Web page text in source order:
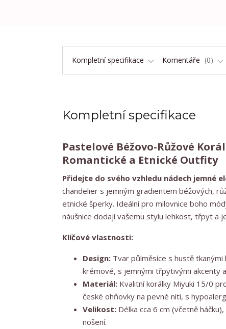
Kompletní specifikace Komentáře 0
Kompletní specifikace
Pastelové Béžovo-Růžové
Romantické a Etnické Outfity
Přidejte do svého vzhledu nádech jemné
chandelier s jemným gradientem béžových,
etnické šperky. Ideální pro milovnice boho
náušnice dodají vašemu stylu lehkost, třpyt a
Klíčové vlastnosti:
Design: Tvar půlměsíce s hustě
krémové, s jemnými třpytivými akcenty
Materiál: Kvalitní korálky Miyuki 15/0
české ohňovky na pevné niti, s
Velikost: Délka cca 6 cm (včetně
nošení.